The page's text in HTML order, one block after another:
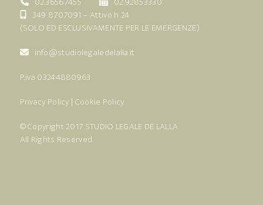
349 8707091 – Attivo h 24
(SOLO ED ESCLUSIVAMENTE PER LE EMERGENZE)
info@studiolegaledelalla.it
P.iva 03244880963
Privacy Policy | Cookie Policy
© Copyright 2017 STUDIO LEGALE DE LALLA
All Rights Reserved